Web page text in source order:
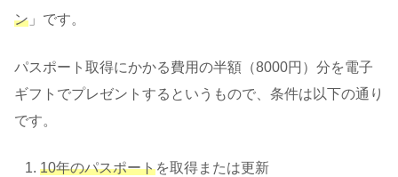
ン 」です。
パスポート取得にかかる費用の半額（8000円）分を電子
ギフトでプレゼントするというもので、条件は以下の通り
です。
10年のパスポートを取得または更新